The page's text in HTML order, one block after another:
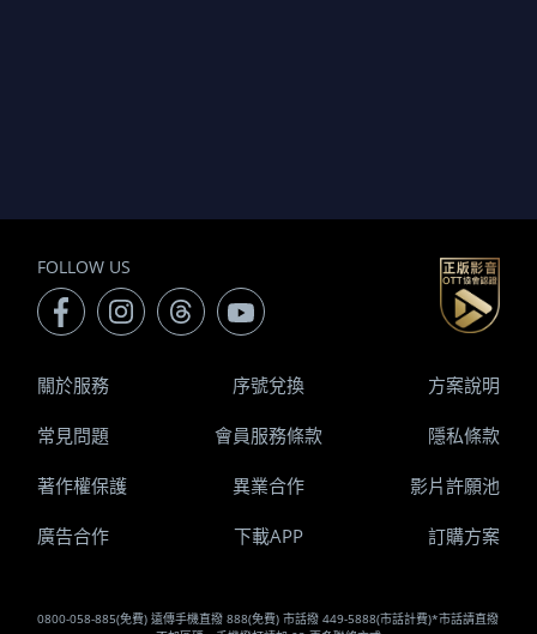
FOLLOW US
0800-058-885(免費) 遠傳手機直撥 888(免費) 市話撥 449-5888(市話計費)*市話請直撥
關於服務 序號兌換 方案說明
常見問題 會員服務條款 隱私條款
著作權保護 異業合作 影片許願池
廣告合作 下載APP 訂購方案